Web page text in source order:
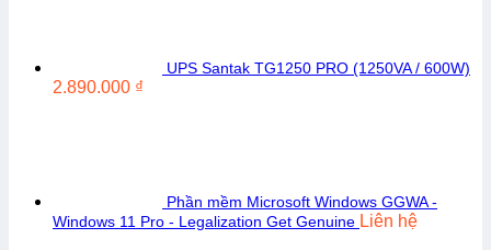
UPS Santak TG1250 PRO (1250VA / 600W)
2.890.000 ₫
Phần mềm Microsoft Windows GGWA -
Windows 11 Pro - Legalization Get Genuine Liên hệ